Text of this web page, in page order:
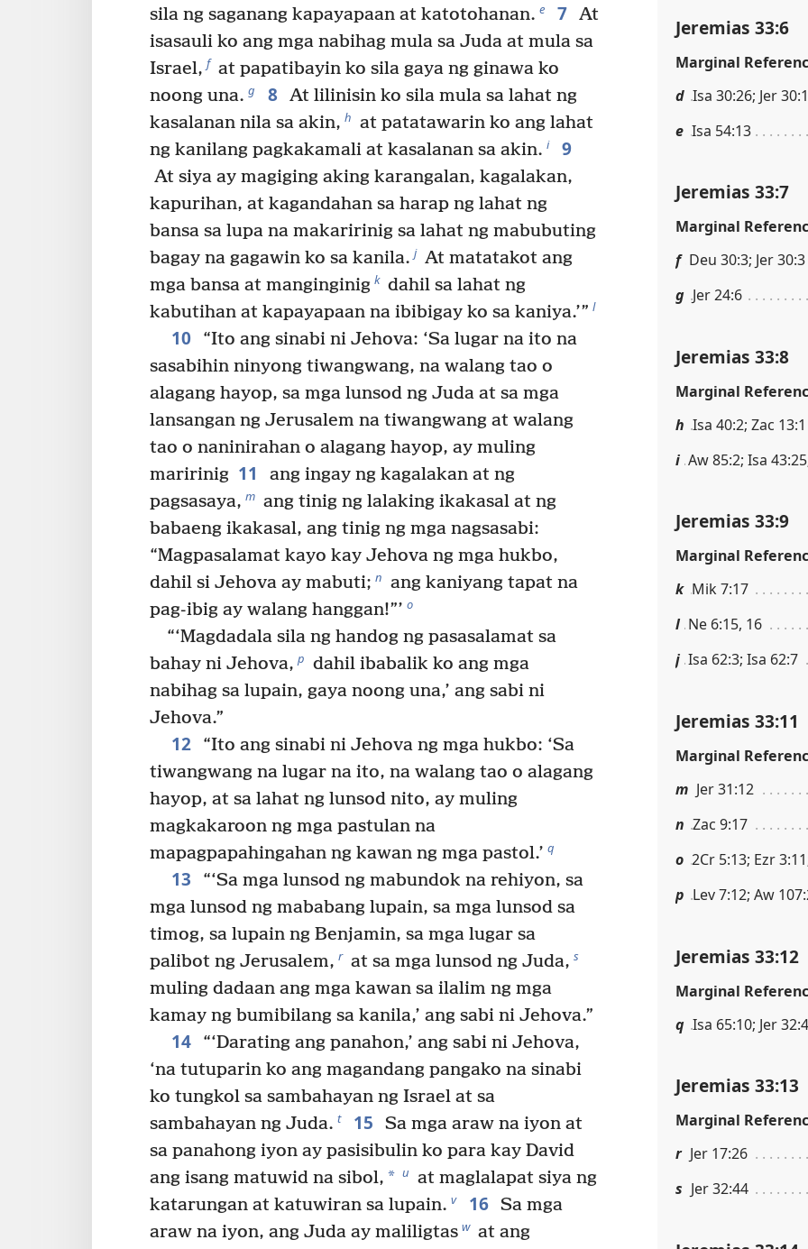
sila ng saganang kapayapaan at katotohanan. e 7 At
isasauli ko ang mga nabihag mula sa Juda at mula sa
Israel, f at papatibayin ko sila gaya ng ginawa ko
noong una. g 8 At lilinisin ko sila mula sa lahat ng
kasalanan nila sa akin, h at patatawarin ko ang lahat
ng kanilang pagkakamali at kasalanan sa akin. i 9
At siya ay magiging aking karangalan, kagalakan,
kapurihan, at kagandahan sa harap ng lahat ng
bansa sa lupa na makaririnig sa lahat ng mabubuting
bagay na gagawin ko sa kanila. j At matatakot ang
mga bansa at manginginig k dahil sa lahat ng
kabutihan at kapayapaan na ibibigay ko sa kaniya.’” l
10
“Ito ang sinabi ni Jehova: ‘Sa lugar na ito na
sasabihin ninyong tiwangwang, na walang tao o
alagang hayop, sa mga lunsod ng Juda at sa mga
lansangan ng Jerusalem na tiwangwang at walang
tao o naninirahan o alagang hayop, ay muling
maririnig 11
ang ingay ng kagalakan at ng
pagsasaya, m ang tinig ng lalaking ikakasal at ng
babaeng ikakasal, ang tinig ng mga nagsasabi:
“Magpasalamat kayo kay Jehova ng mga hukbo,
dahil si Jehova ay mabuti; n ang kaniyang tapat na
pag-ibig ay walang hanggan!”’ o
“‘Magdadala sila ng handog ng pasasalamat sa
bahay ni Jehova, p dahil ibabalik ko ang mga
nabihag sa lupain, gaya noong una,’ ang sabi ni
Jehova.”
12
“Ito ang sinabi ni Jehova ng mga hukbo: ‘Sa
tiwangwang na lugar na ito, na walang tao o alagang
hayop, at sa lahat ng lunsod nito, ay muling
magkakaroon ng mga pastulan na
mapagpapahingahan ng kawan ng mga pastol.’ q
13
“‘Sa mga lunsod ng mabundok na rehiyon, sa
mga lunsod ng mababang lupain, sa mga lunsod sa
timog, sa lupain ng Benjamin, sa mga lugar sa
palibot ng Jerusalem, r at sa mga lunsod ng Juda, s
muling dadaan ang mga kawan sa ilalim ng mga
kamay ng bumibilang sa kanila,’ ang sabi ni Jehova.”
14
“‘Darating ang panahon,’ ang sabi ni Jehova,
‘na tutuparin ko ang magandang pangako na sinabi
ko tungkol sa sambahayan ng Israel at sa
sambahayan ng Juda. t 15
Sa mga araw na iyon at
sa panahong iyon ay pasisibulin ko para kay David
ang isang matuwid na sibol, * u at maglalapat siya ng
katarungan at katuwiran sa lupain. v 16 Sa mga
araw na iyon, ang Juda ay maliligtas w at ang
Jeremias 33:6
Marginal
d Isa 30:26; Jer
e Isa 54:13
Jeremias 33:7
Marginal
f Deu 30:3; Jer 30:3
g Jer 24:6
Jeremias 33:8
Marginal
h Isa 40:2; Zac 13:1
i Aw 85:2; Isa
Jeremias 33:9
Marginal
k Mik 7:17
l Ne 6:15, 16
j Isa 62:3; Isa 62:7
Jeremias 33:11
Marginal
m Jer 31:12
n Zac 9:17
o 2Cr 5:13; Ezr
p Lev 7:12; Aw
Jeremias 33:12
Marginal
q Isa 65:10; Jer
Jeremias 33:13
Marginal
r Jer 17:26
s Jer 32:44